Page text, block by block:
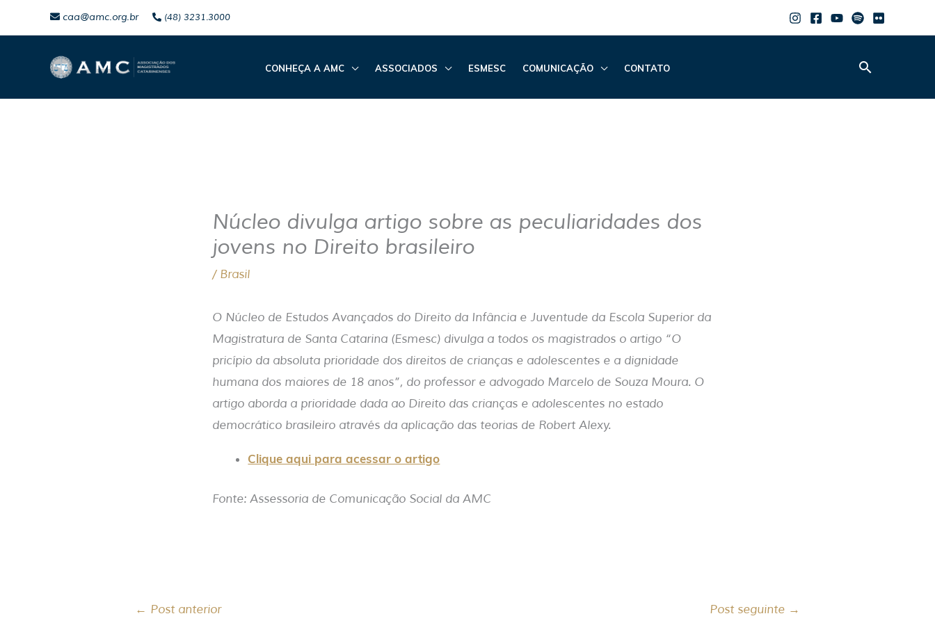
conteúdo
caa@amc.org.br (48) 3231.3000
CONHEÇA A AMC ASSOCIADOS ESMESC COMUNICAÇÃO CONTATO Pesquisar
Núcleo divulga artigo sobre as peculiaridades dos
jovens no Direito brasileiro
/ Brasil
O Núcleo de Estudos Avançados do Direito da Infância e Juventude da Escola Superior da
Magistratura de Santa Catarina (Esmesc) divulga a todos os magistrados o artigo “O
pricípio da absoluta prioridade dos direitos de crianças e adolescentes e a dignidade
humana dos maiores de 18 anos”, do professor e advogado Marcelo de Souza Moura. O
artigo aborda a prioridade dada ao Direito das crianças e adolescentes no estado
democrático brasileiro através da aplicação das teorias de Robert Alexy.
Clique aqui para acessar o artigo
Fonte: Assessoria de Comunicação Social da AMC
← Post anterior Post seguinte →